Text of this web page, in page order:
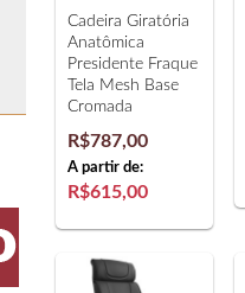
Cadeira Giratória
Anatômica
Presidente Fraque
Tela Mesh Base
Cromada
R$787,00
A partir de:
R$615,00